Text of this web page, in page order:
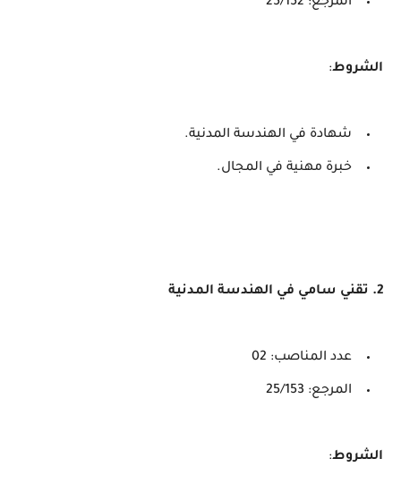
المرجع: 25/152
الشروط:
شهادة في الهندسة المدنية.
خبرة مهنية في المجال.
2. تقني سامي في الهندسة المدنية
عدد المناصب: 02
المرجع: 25/153
الشروط: